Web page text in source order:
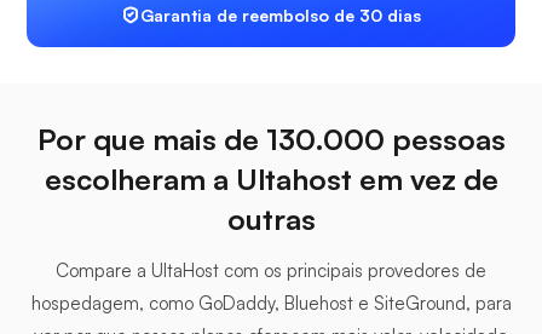
Garantia de reembolso de 30 dias
Por que mais de 130.000 pessoas
escolheram a Ultahost em vez de
outras
Compare a UltaHost com os principais provedores de
hospedagem, como GoDaddy, Bluehost e SiteGround, para